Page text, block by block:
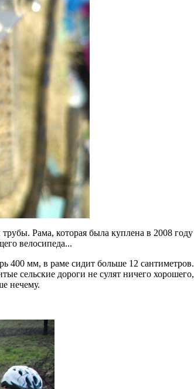
Рама, которая была куплена в 2008 году
велосипеда...
400 мм, в раме сидит больше 12 сантиметров.
сельские дороги не сулят ничего хорошего,
нечему.